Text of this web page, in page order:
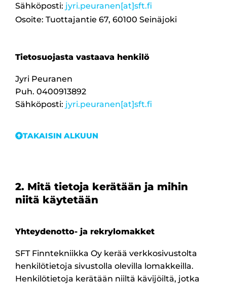
Sähköposti: jyri.peuranen[at]sft.fi
Osoite: Tuottajantie 67, 60100 Seinäjoki
Tietosuojasta vastaava henkilö
Jyri Peuranen
Puh. 0400913892
Sähköposti: jyri.peuranen[at]sft.fi
TAKAISIN ALKUUN
2. Mitä tietoja kerätään ja mihin
niitä käytetään
Yhteydenotto- ja rekrylomakket
SFT Finntekniikka Oy kerää verkkosivustolta
henkilötietoja sivustolla olevilla lomakkeilla.
Henkilötietoja kerätään niiltä kävijöiltä, jotka